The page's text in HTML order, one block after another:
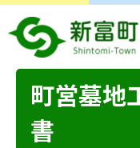
町営墓地
書